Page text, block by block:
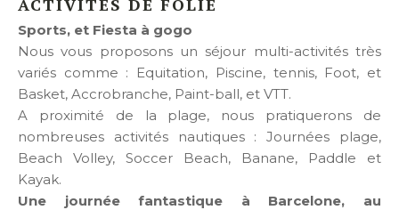
Sports, et Fiesta à gogo
Nous vous proposons un séjour multi-activités très
variés comme : Equitation, Piscine, tennis, Foot, et
Basket, Accrobranche, Paint-ball, et VTT.
A proximité de la plage, nous pratiquerons de
nombreuses activités nautiques : Journées plage,
Beach Volley, Soccer Beach, Banane, Paddle et
Kayak.
Une journée fantastique à Barcelone, au